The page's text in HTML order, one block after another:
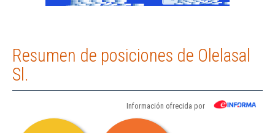
Resumen de posiciones de Olelasal
Sl.
Información ofrecida por